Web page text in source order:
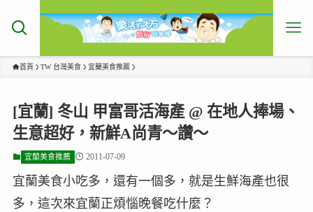
首頁 TW 台灣美食 宜蘭美食推薦
[宜蘭] 冬山 甲富哥活海產 @ 在地人捧場、
生意超好，新鮮A尚青～讚～
宜蘭美食推薦 2011-07-09
宜蘭美食小吃多，還有一個多，就是生鮮海產也很
多，這次來宜蘭正煩惱晚餐吃什麼？